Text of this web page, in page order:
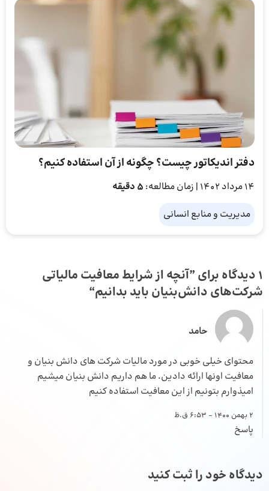
دفتر اندیکاتور چیست؟ چگونه از آن استفاده کنیم؟
14 مرداد 1402 | زمان مطالعه: 5 دقیقه
مدیریت و منابع انسانی
1 دیدگاه برای ”
آنچه از شرایط معافیت مالیاتی
شرکت‌های دانش‌بنیان باید بدانیم“
حامد
محتوای خیلی خوبی در مورد مالیات شرکت های دانش بنیان و
معافیت اونها ارائه دادین. ما هم داریم دانش بنیان میشیم
امیذوارم بتونیم از این معافیت استفاده کنیم
2 بهمن 1400 - 6:53 ق.ظ
پاسخ
دیدگاه خود را ثبت کنید